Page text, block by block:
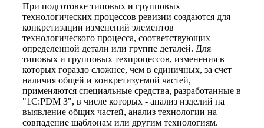
При подготовке типовых и групповых
технологических процессов ревизии создаются для
конкретизации изменений элементов
технологического процесса, соответствующих
определенной детали или группе деталей. Для
типовых и групповых техпроцессов, изменения в
которых гораздо сложнее, чем в единичных, за счет
наличия общей и конкретизуемой частей,
применяются специальные средства, разработанные в
"1C:PDM 3", в числе которых - анализ изделий на
выявление общих частей, анализ технологии на
совпадение шаблонам или другим технологиям.